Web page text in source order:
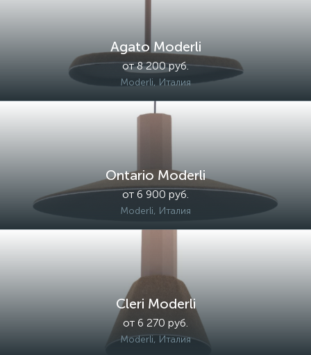
Agato Moderli
от 8 200 руб.
Moderli, Италия
Ontario Moderli
от 6 900 руб.
Moderli, Италия
Cleri Moderli
от 6 270 руб.
Moderli, Италия